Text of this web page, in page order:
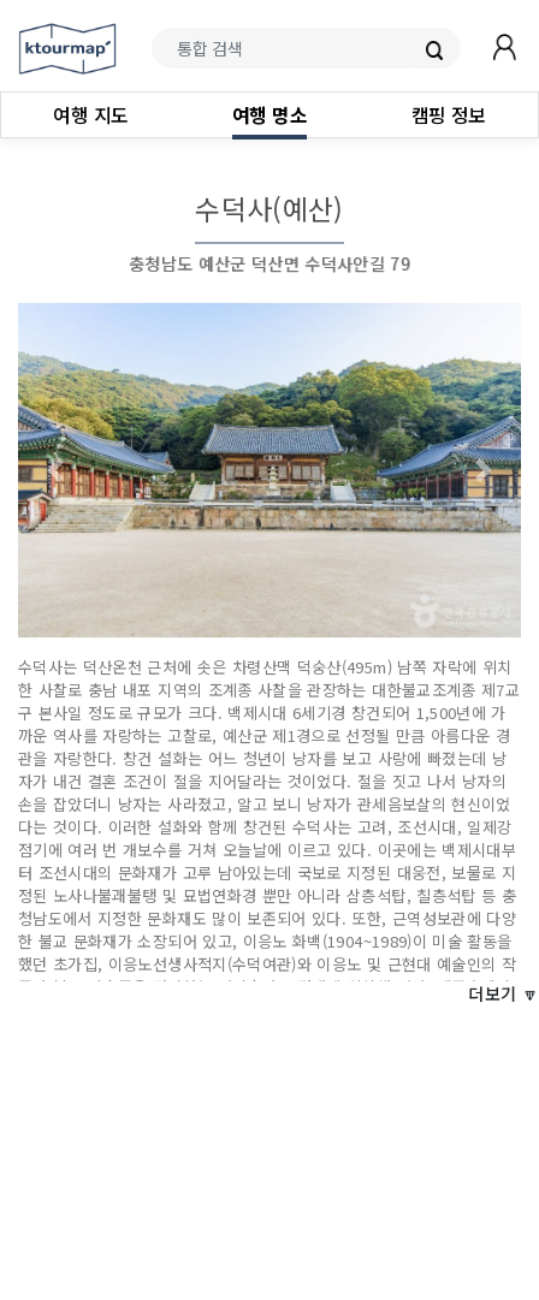
여행 지도 여행 명소 캠핑 정보
수덕사(예산)
충청남도 예산군 덕산면 수덕사안길 79
수덕사는 덕산온천 근처에 솟은 차령산맥 덕숭산(495m) 남쪽 자락에 위치
한 사찰로 충남 내포 지역의 조계종 사찰을 관장하는 대한불교조계종 제7교
구 본사일 정도로 규모가 크다. 백제시대 6세기경 창건되어 1,500년에 가
까운 역사를 자랑하는 고찰로, 예산군 제1경으로 선정될 만큼 아름다운 경
관을 자랑한다. 창건 설화는 어느 청년이 낭자를 보고 사랑에 빠졌는데 낭
자가 내건 결혼 조건이 절을 지어달라는 것이었다. 절을 짓고 나서 낭자의
손을 잡았더니 낭자는 사라졌고, 알고 보니 낭자가 관세음보살의 현신이었
다는 것이다. 이러한 설화와 함께 창건된 수덕사는 고려, 조선시대, 일제강
점기에 여러 번 개보수를 거쳐 오늘날에 이르고 있다. 이곳에는 백제시대부
터 조선시대의 문화재가 고루 남아있는데 국보로 지정된 대웅전, 보물로 지
정된 노사나불괘불탱 및 묘법연화경 뿐만 아니라 삼층석탑, 칠층석탑 등 충
청남도에서 지정한 문화재도 많이 보존되어 있다. 또한, 근역성보관에 다양
한 불교 문화재가 소장되어 있고, 이응노 화백(1904~1989)이 미술 활동을
했던 초가집, 이응노선생사적지(수덕여관)와 이응노 및 근현대 예술인의 작
품과 불교 미술품을 전시하는 선미술관도 경내에 위치해 있다. 템플스테이
더보기 🔽